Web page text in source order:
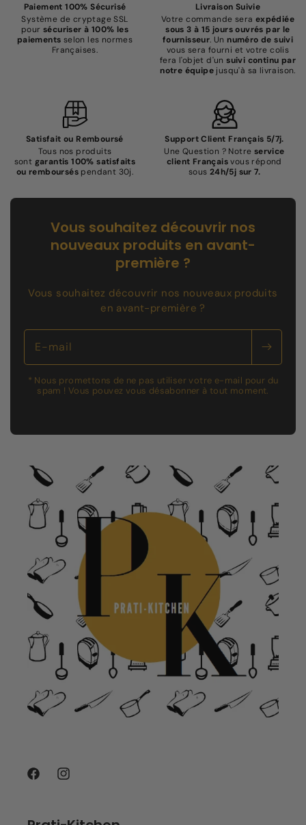
Paiement 100% Sécurisé
Système de cryptage SSL
pour sécuriser à 100% les
paiements selon les normes
Françaises.
Livraison Suivie
Votre commande sera expédiée
sous 3 à 15 jours ouvrés par le
fournisseur. Un numéro de suivi
vous sera fourni et votre colis
fera l'objet d'unsuivi continu par
notre équipe jusqu'à sa livraison.
Satisfait ou Remboursé
Tous nos produits
sont garantis 100% satisfaits
ou remboursés pendant 30j.
Support Client Français 5/7j.
Une Question ? Notre service
client Françaisvous répond
sous 24h/5j sur 7.
Vous souhaitez découvrir nos
nouveaux produits en avant-
première ?
Vous souhaitez découvrir nos nouveaux produits
en avant-première ?
E-mail
* Nous promettons de ne pas utiliser votre e-mail pour du
spam ! Vous pouvez vous désabonner à tout moment.
FacebookInstagram